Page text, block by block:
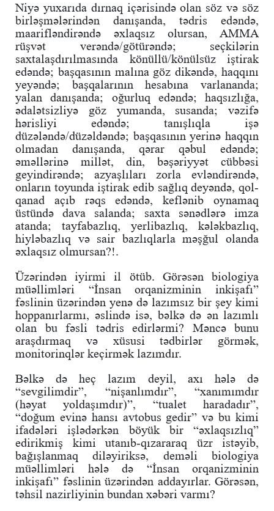
Niyə yuxarıda dırnaq içərisində olan söz və söz
birləşmələrindən danışanda, tədris edəndə,
maarifləndirəndə əxlaqsız olursan, AMMA
rüşvət verəndə/götürəndə; seçkilərin
saxtalaşdırılmasında könüllü/könülsüz iştirak
edəndə; başqasının malına göz dikəndə, haqqını
yeyəndə; başqalarının hesabına varlananda;
yalan danışanda; oğurluq edəndə; haqsızlığa,
ədalətsizliyə göz yumanda, susanda; vəzifə
hərisliyi edəndə; tanışlıqla işə
düzələndə/düzəldəndə; başqasının yerinə haqqın
olmadan danışanda, qərar qəbul edəndə;
əməllərinə millət, din, bəşəriyyət cübbəsi
geyindirəndə; azyaşlıları zorla evləndirəndə,
onların toyunda iştirak edib sağlıq deyəndə, qol-
qanad açıb rəqs edəndə, keflənib oynamaq
üstündə dava salanda; saxta sənədlərə imza
atanda; tayfabazlıq, yerlibazlıq, kələkbazlıq,
hiyləbazlıq və sair bazlıqlarla məşğul olanda
əxlaqsız olmursan?!.
Üzərindən iyirmi il ötüb. Görəsən biologiya
müəllimləri “İnsan orqanizminin inkişafı”
fəslinin üzərindən yenə də lazımsız bir şey kimi
hoppanırlarmı, əslində isə, bəlkə də ən lazımlı
olan bu fəsli tədris edirlərmi? Məncə bunu
araşdırmaq və xüsusi tədbirlər görmək,
monitorinqlər keçirmək lazımdır.
Bəlkə də heç lazım deyil, axı hələ də
“sevgilimdir”, “nişanlımdır”, “xanımımdır
(həyat yoldaşımdır)”, “tualet haradadır”,
“doğum evinə hansı avtobus gedir” və bu kimi
ifadələri işlədərkən böyük bir “əxlaqsızlıq”
edirikmiş kimi utanıb-qızararaq üzr istəyib,
bağışlanmaq diləyiriksə, deməli biologiya
müəllimləri hələ də “İnsan orqanizminin
inkişafı” fəslinin üzərindən addayırlar. Görəsən,
təhsil nazirliyinin bundan xəbəri varmı?